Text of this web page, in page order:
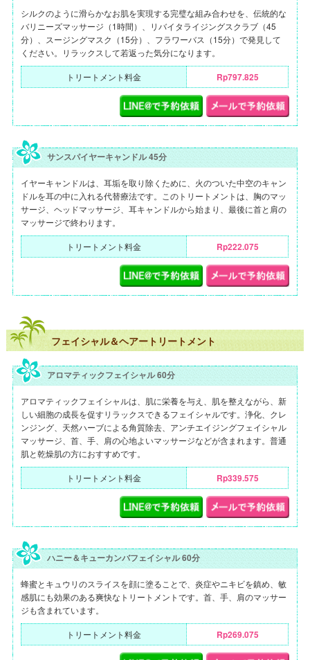
シルクのように滑らかなお肌を実現する完璧な組み合わせを、伝統的な
バリニーズマッサージ（1時間）、リバイタライジングスクラブ（45
分）、スージングマスク（15分）、フラワーバス（15分）で発見して
ください。リラックスして若返った気分になります。
トリートメント料金 Rp797.825
サンスパイヤーキャンドル 45分
イヤーキャンドルは、耳垢を取り除くために、火のついた中空のキャン
ドルを耳の中に入れる代替療法です。このトリートメントは、胸のマッ
サージ、ヘッドマッサージ、耳キャンドルから始まり、最後に首と肩の
マッサージで終わります。
トリートメント料金 Rp222.075
フェイシャル＆ヘアートリートメント
アロマティックフェイシャル 60分
アロマティックフェイシャルは、肌に栄養を与え、肌を整えながら、新
しい細胞の成長を促すリラックスできるフェイシャルです。浄化、クレ
ンジング、天然ハーブによる角質除去、アンチエイジングフェイシャル
マッサージ、首、手、肩の心地よいマッサージなどが含まれます。普通
肌と乾燥肌の方におすすめです。
トリートメント料金 Rp339.575
ハニー＆キューカンバフェイシャル 60分
蜂蜜とキュウリのスライスを顔に塗ることで、炎症やニキビを鎮め、敏
感肌にも効果のある爽快なトリートメントです。首、手、肩のマッサー
ジも含まれています。
トリートメント料金 Rp269.075